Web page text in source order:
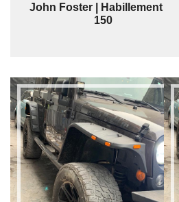
John Foster | Habillement | $
150